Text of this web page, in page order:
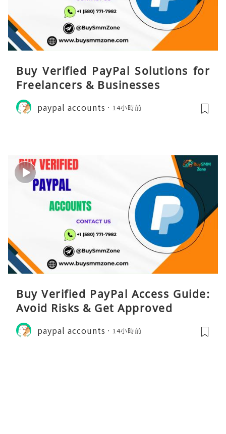
Buy Verified PayPal Solutions for
Freelancers & Businesses
paypal accounts 14小時前
Buy Verified PayPal Access Guide:
Avoid Risks & Get Approved
paypal accounts 14小時前